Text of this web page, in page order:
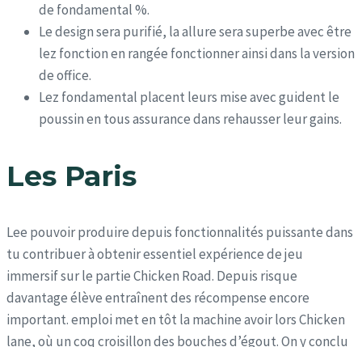
de fondamental %.
Le design sera purifié, la allure sera superbe avec être
lez fonction en rangée fonctionner ainsi dans la version
de office.
Lez fondamental placent leurs mise avec guident le
poussin en tous assurance dans rehausser leur gains.
Les Paris
Lee pouvoir produire depuis fonctionnalités puissante dans
tu contribuer à obtenir essentiel expérience de jeu
immersif sur le partie Chicken Road. Depuis risque
davantage élève entraînent des récompense encore
important. emploi met en tôt la machine avoir lors Chicken
lane, où un coq croisillon des bouches d’égout. On y conclu